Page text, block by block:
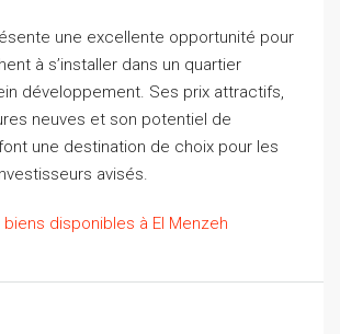
une excellente opportunité pour
à s’installer dans un quartier
développement. Ses prix attractifs,
neuves et son potentiel de
une destination de choix pour les
avisés.
disponibles à El Menzeh